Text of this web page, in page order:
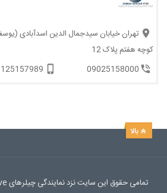
تهران خیابان سیدجمال الدین اسدآبادی
کوچه هفتم پلاک 12
09025158000